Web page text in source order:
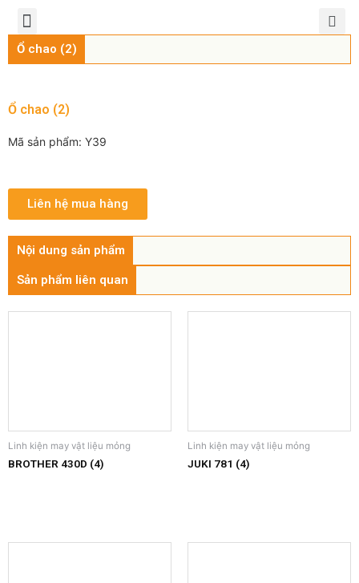
Ổ chao (2)
Ổ chao (2)
Mã sản phẩm: Y39
Liên hệ mua hàng
Nội dung sản phẩm
Sản phẩm liên quan
Linh kiện may vật liệu mỏng
BROTHER 430D (4)
Linh kiện may vật liệu mỏng
JUKI 781 (4)